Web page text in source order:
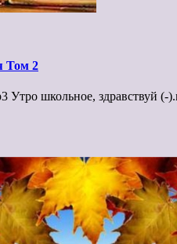
Том 2
Утро школьное, здравствуй